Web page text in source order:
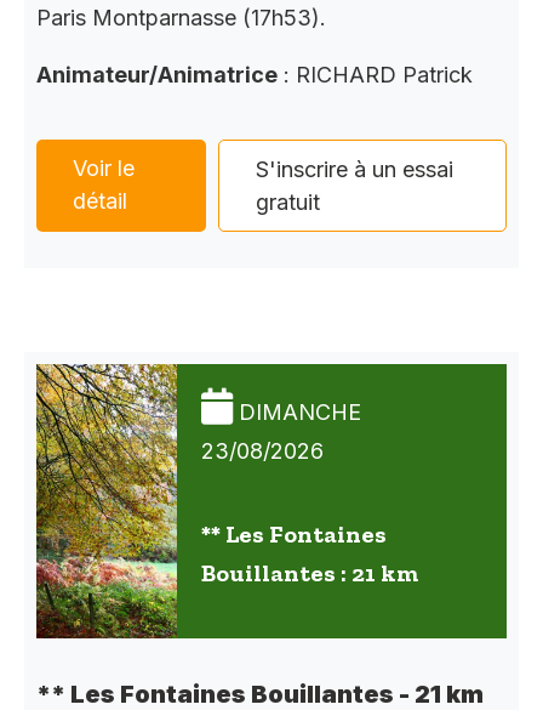
Paris Montparnasse (17h53).
Animateur/Animatrice : RICHARD Patrick
Voir le
détail
S'inscrire à un essai
gratuit
DIMANCHE
23/08/2026
** Les Fontaines
Bouillantes : 21 km
** Les Fontaines Bouillantes - 21 km